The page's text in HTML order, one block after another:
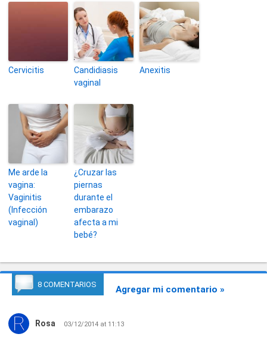
Cervicitis
Candidiasis
vaginal
Anexitis
Me arde la
vagina:
Vaginitis
(Infección
vaginal)
¿Cruzar las
piernas
durante el
embarazo
afecta a mi
bebé?
8 COMENTARIOS Agregar mi comentario »
Rosa 03/12/2014 at 11:13